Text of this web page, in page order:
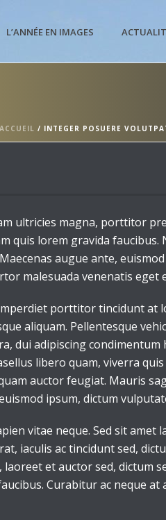
L’ANNÉE EN IMAGES
ACCUEIL / INTEGER POSUERE
ultricies magna, porttitor
quis lorem gravida faucibus.
augue ante,
malesuada venenatis eget
porttitor tincidunt at
aliquam. Pellentesque
dui adipiscing
libero quam, viverra
auctor feugiat. Mauris
ipsum, dictum
vitae neque. Sed sit amet
iaculis ac tincidunt sed,
et auctor sed, dictum
Curabitur ac neque at